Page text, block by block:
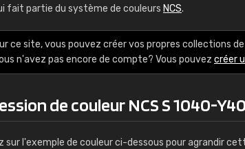
fait partie du système de couleurs NCS.
ce site, vous pouvez créer vos propres collections
n'avez pas encore de compte? Vous pouvez créer
de couleur NCS S 1040-
sur l'exemple de couleur ci-dessous pour agrandir